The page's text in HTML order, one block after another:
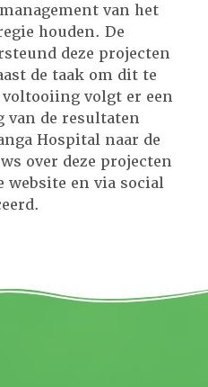
van het
houden. De
deze projecten
de taak om dit te
volgt er een
van de resultaten
Hospital naar de
over deze projecten
website en via social